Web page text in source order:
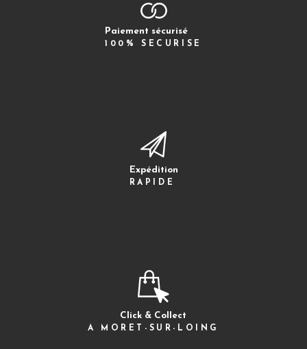
Paiement sécurisé
100% SECURISE
Expédition
RAPIDE
Click & Collect
A MORET-SUR-LOING